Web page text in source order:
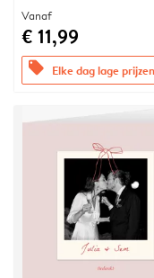
Vanaf
€ 11,99
offers Elke dag lage prijzen